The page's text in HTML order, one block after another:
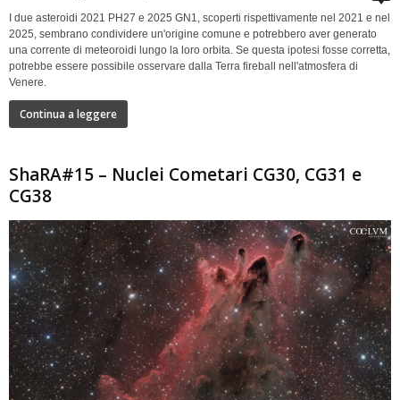
I due asteroidi 2021 PH27 e 2025 GN1, scoperti rispettivamente nel 2021 e nel
2025, sembrano condividere un'origine comune e potrebbero aver generato
una corrente di meteoroidi lungo la loro orbita. Se questa ipotesi fosse corretta,
potrebbe essere possibile osservare dalla Terra fireball nell'atmosfera di
Venere.
Continua a leggere
ShaRA#15 – Nuclei Cometari CG30, CG31 e
CG38